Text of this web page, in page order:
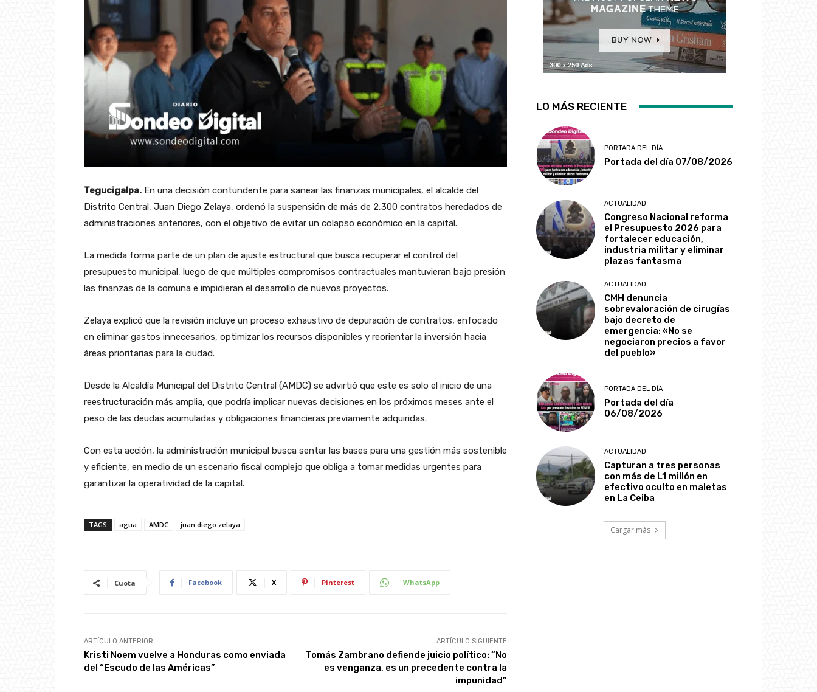
Tegucigalpa. En una decisión contundente para sanear las finanzas municipales, el alcalde del
Distrito Central, Juan Diego Zelaya, ordenó la suspensión de más de 2,300 contratos heredados de
administraciones anteriores, con el objetivo de evitar un colapso económico en la capital.
La medida forma parte de un plan de ajuste estructural que busca recuperar el control del
presupuesto municipal, luego de que múltiples compromisos contractuales mantuvieran bajo presión
las finanzas de la comuna e impidieran el desarrollo de nuevos proyectos.
Zelaya explicó que la revisión incluye un proceso exhaustivo de depuración de contratos, enfocado
en eliminar gastos innecesarios, optimizar los recursos disponibles y reorientar la inversión hacia
áreas prioritarias para la ciudad.
Desde la Alcaldía Municipal del Distrito Central (AMDC) se advirtió que este es solo el inicio de una
reestructuración más amplia, que podría implicar nuevas decisiones en los próximos meses ante el
peso de las deudas acumuladas y obligaciones financieras previamente adquiridas.
Con esta acción, la administración municipal busca sentar las bases para una gestión más sostenible
y eficiente, en medio de un escenario fiscal complejo que obliga a tomar medidas urgentes para
garantizar la operatividad de la capital.
TAGS agua AMDC juan diego zelaya
Cuota Facebook X Pinterest WhatsApp
ARTÍCULO ANTERIOR
Kristi Noem vuelve a Honduras como enviada
del “Escudo de las Américas”
ARTÍCULO SIGUIENTE
Tomás Zambrano defiende juicio político: “No
es venganza, es un precedente contra la
impunidad”
LO MÁS RECIENTE
PORTADA DEL DÍA
Portada del día 07/08/2026
ACTUALIDAD
Congreso Nacional reforma
el Presupuesto 2026 para
fortalecer educación,
industria militar y eliminar
plazas fantasma
ACTUALIDAD
CMH denuncia
sobrevaloración de cirugías
bajo decreto de
emergencia: «No se
negociaron precios a favor
del pueblo»
PORTADA DEL DÍA
Portada del día
06/08/2026
ACTUALIDAD
Capturan a tres personas
con más de L1 millón en
efectivo oculto en maletas
en La Ceiba
Cargar más